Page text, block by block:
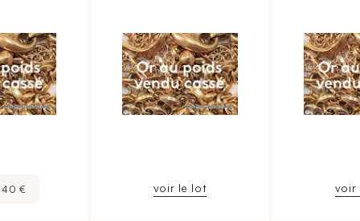
€ voir le lot voir